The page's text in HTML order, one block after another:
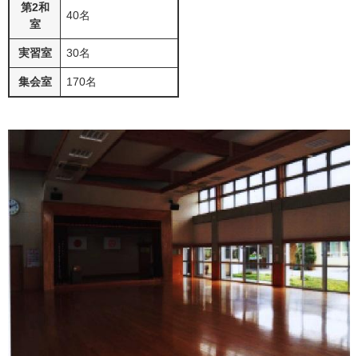
第2和
室
40名
実習室 30名
集会室 170名